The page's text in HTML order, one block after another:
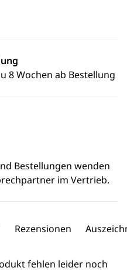
8 Wochen ab Bestellung
Bestellungen wenden
im Vertrieb.
Rezensionen
fehlen leider noch